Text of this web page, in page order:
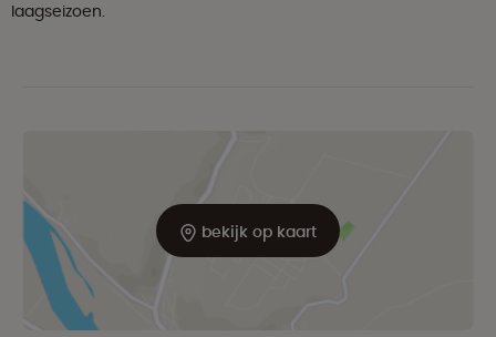
laagseizoen.
bekijk op kaart